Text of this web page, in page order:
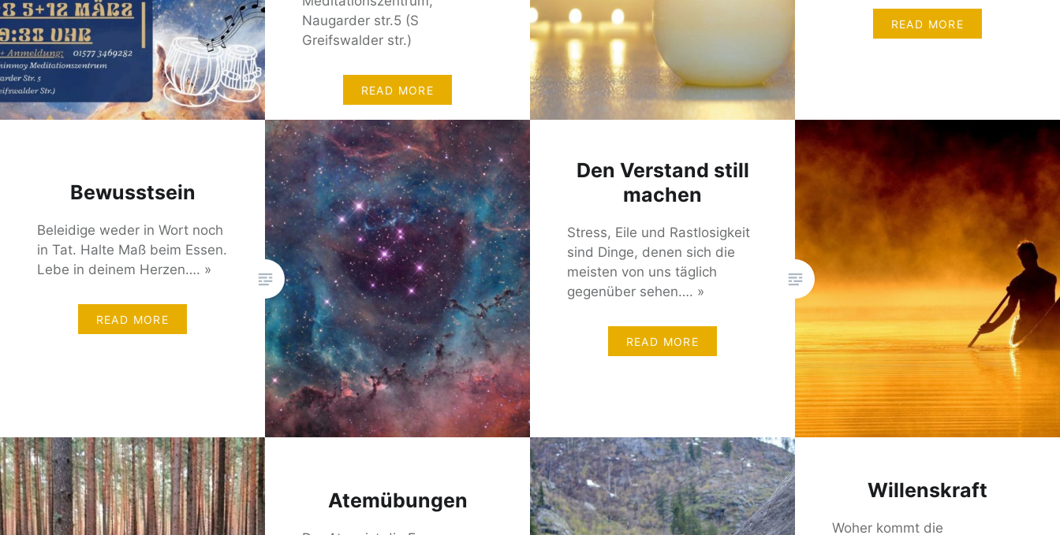
Naugarder str.5 (S
Greifswalder str.)
READ MORE
READ MORE
Bewusstsein
Beleidige weder in Wort noch
in Tat. Halte Maß beim Essen.
Lebe in deinem Herzen…. »
READ MORE
Den Verstand still
machen
Stress, Eile und Rastlosigkeit
sind Dinge, denen sich die
meisten von uns täglich
gegenüber sehen…. »
READ MORE
Atemübungen Willenskraft
Woher kommt die